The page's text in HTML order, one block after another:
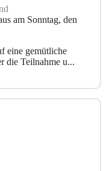
am Sonntag, den
eine gemütliche
die Teilnahme u...